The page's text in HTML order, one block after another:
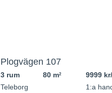
Plogvägen 107
3 rum 80 m2
9999
Teleborg
1:a